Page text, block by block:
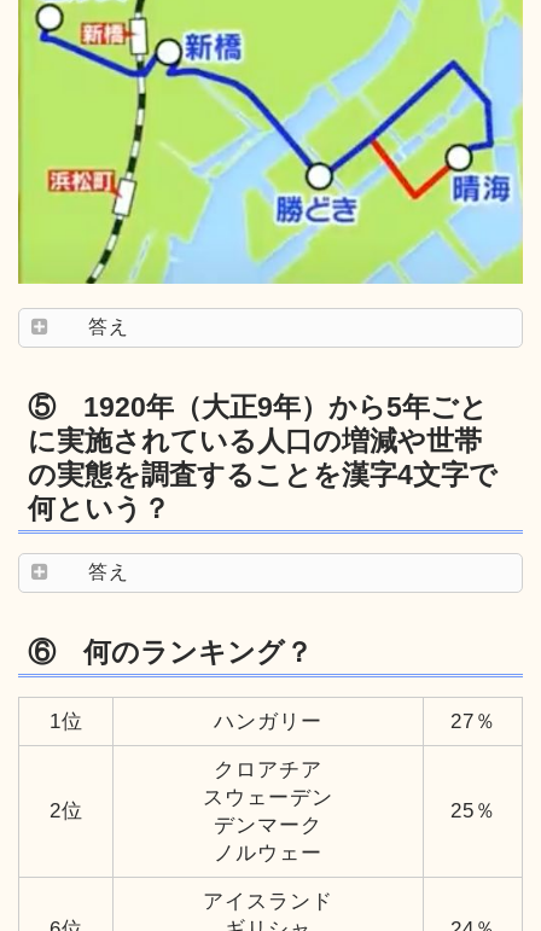
答え
⑤ 1920年（大正9年）から5年ごと
に実施されている人口の増減や世帯
の実態を調査することを漢字4文字で
何という？
答え
⑥ 何のランキング？
1位 ハンガリー 27％
2位
クロアチア
スウェーデン
デンマーク
ノルウェー
25％
アイスランド